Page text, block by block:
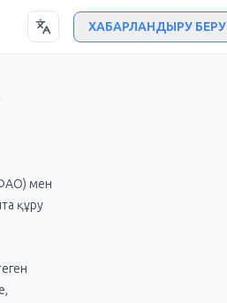
ХАБАРЛАНДЫРУ БЕРУ
мен
құру